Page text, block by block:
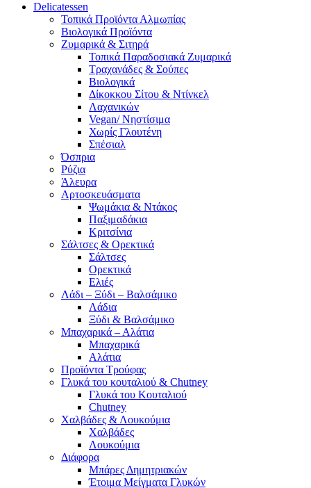
Delicatessen
Τοπικά Προϊόντα Αλμωπίας
Βιολογικά Προϊόντα
Ζυμαρικά & Σιτηρά
Τοπικά Παραδοσιακά Ζυμαρικά
Τραχανάδες & Σούπες
Βιολογικά
Δίκοκκου Σίτου & Ντίνκελ
Λαχανικών
Vegan/ Νηστίσιμα
Χωρίς Γλουτένη
Σπέσιαλ
Όσπρια
Ρύζια
Άλευρα
Αρτοσκευάσματα
Ψωμάκια & Ντάκος
Παξιμαδάκια
Κριτσίνια
Σάλτσες & Ορεκτικά
Σάλτσες
Ορεκτικά
Ελιές
Λάδι – Ξύδι – Βαλσάμικο
Λάδια
Ξύδι & Βαλσάμικο
Μπαχαρικά – Αλάτια
Μπαχαρικά
Αλάτια
Προϊόντα Τρούφας
Γλυκά του κουταλιού & Chutney
Γλυκά του Κουταλιού
Chutney
Χαλβάδες & Λουκούμια
Χαλβάδες
Λουκούμια
Διάφορα
Μπάρες Δημητριακών
Έτοιμα Μείγματα Γλυκών